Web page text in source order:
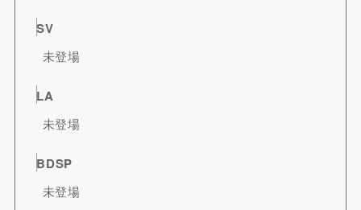
SV
未登場
LA
未登場
BDSP
未登場